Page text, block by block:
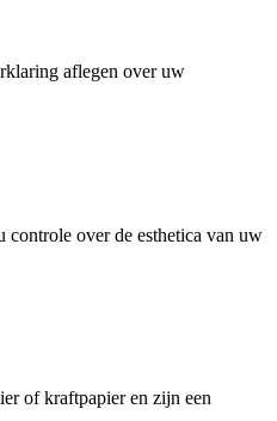
aflegen over uw
over de esthetica van uw
of kraftpapier en zijn een